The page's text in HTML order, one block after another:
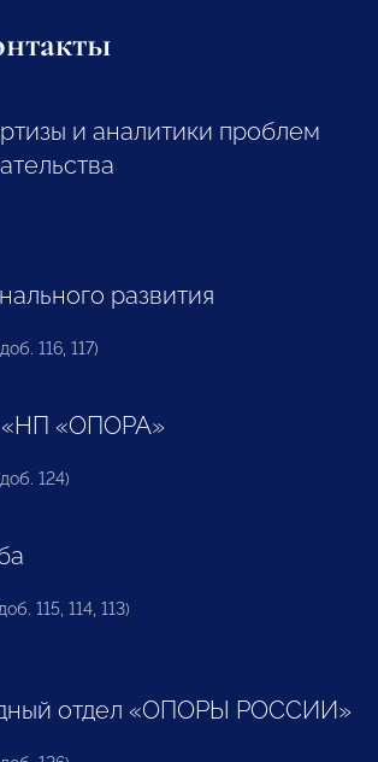
и аналитики проблем
развития
116, 117)
«НП «ОПОРА»
124)
115, 114, 113)
отдел «ОПОРЫ РОССИИ»